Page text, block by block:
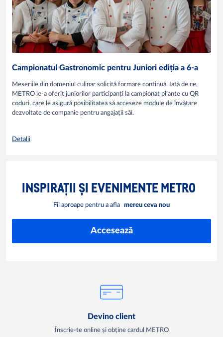
Campionatul Gastronomic pentru Juniori ediția a 6-a
Meseriile din domeniul culinar solicită formare continuă. Iată de ce,
METRO le-a oferit juniorilor participanți la campionat pliante cu QR
coduri, care le asigură posibilitatea să acceseze module de învățare
dezvoltate de companie pentru angajații săi.
Detalii
INSPIRAȚII ȘI EVENIMENTE METRO
Fii aproape pentru a afla mereu ceva nou
Accesează
Devino client
Înscrie-te online și obține cardul METRO